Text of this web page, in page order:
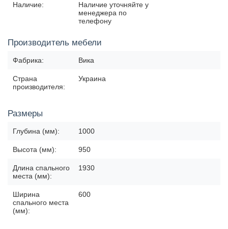
Наличие:
Наличие уточняйте у
менеджера по
телефону
Производитель мебели
Фабрика: Вика
Страна
производителя:
Украина
Размеры
Глубина (мм): 1000
Высота (мм): 950
Длина спального
места (мм):
1930
Ширина
спального места
(мм):
600